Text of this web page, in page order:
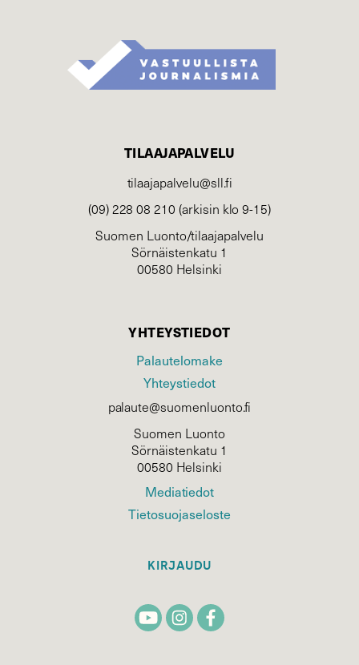
TILAAJAPALVELU
tilaajapalvelu@sll.fi
(09) 228 08 210 (arkisin klo 9-15)
Suomen Luonto/tilaajapalvelu
Sörnäistenkatu 1
00580 Helsinki
YHTEYSTIEDOT
Palautelomake
Yhteystiedot
palaute@suomenluonto.fi
Suomen Luonto
Sörnäistenkatu 1
00580 Helsinki
Mediatiedot
Tietosuojaseloste
KIRJAUDU